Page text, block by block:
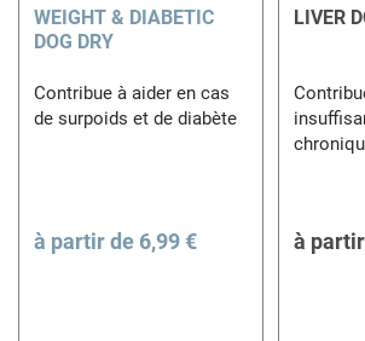
WEIGHT & DIABETIC
DOG DRY
Contribue à aider en cas
de surpoids et de diabète
à partir de 6,99 €
LIVER
à